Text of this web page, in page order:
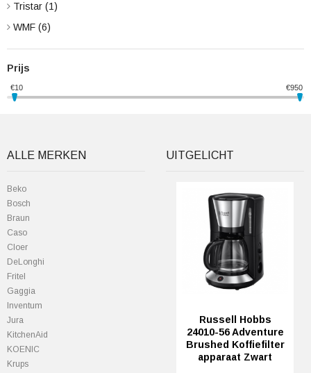
Tristar (1)
WMF (6)
Prijs
€10 €950
ALLE MERKEN
Beko
Bosch
Braun
Caso
Cloer
DeLonghi
Fritel
Gaggia
Inventum
Jura
KitchenAid
KOENIC
Krups
UITGELICHT
Russell Hobbs
24010-56 Adventure
Brushed Koffiefilter
apparaat Zwart